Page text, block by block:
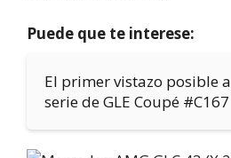
Puede que te interese:
El primer vistazo posible
serie de GLE Coupé #C167